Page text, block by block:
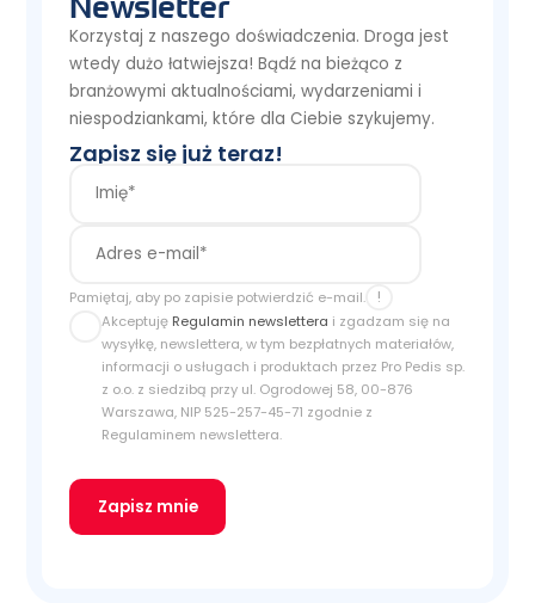
Korzystaj z naszego doświadczenia. Droga jest
wtedy dużo łatwiejsza! Bądź na bieżąco z
branżowymi aktualnościami, wydarzeniami i
niespodziankami, które dla Ciebie szykujemy.
Zapisz się już teraz!
Pamiętaj, aby po zapisie potwierdzić e-mail. !
Akceptuję Regulamin newslettera i zgadzam się na
wysyłkę, newslettera, w tym bezpłatnych materiałów,
informacji o usługach i produktach przez Pro Pedis sp.
z o.o. z siedzibą przy ul. Ogrodowej 58, 00-876
Warszawa, NIP 525-257-45-71 zgodnie z
Regulaminem newslettera.
Zapisz mnie